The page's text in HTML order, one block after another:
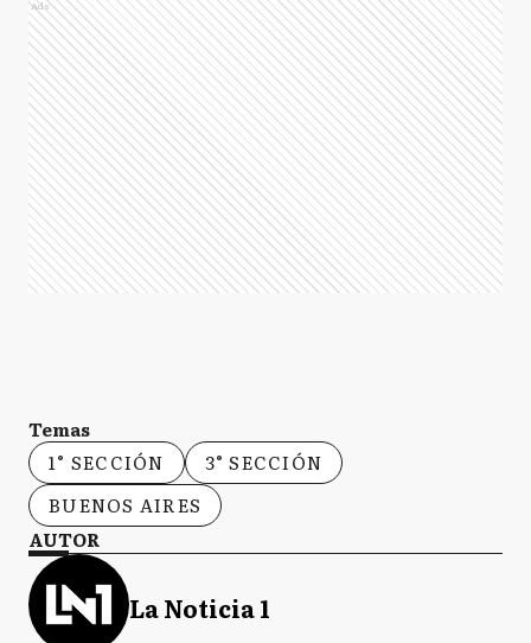
Ads
Temas
1° SECCIÓN
3° SECCIÓN
BUENOS AIRES
AUTOR
La Noticia 1